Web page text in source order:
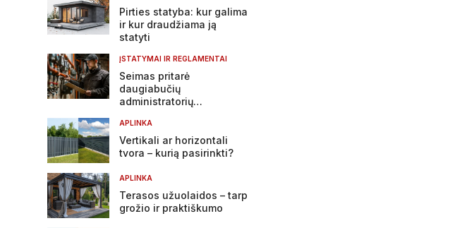
Pirties statyba: kur galima
ir kur draudžiama ją
statyti
ĮSTATYMAI IR REGLAMENTAI
Seimas pritarė
daugiabučių
administratorių
APLINKA
Vertikali ar horizontali
tvora – kurią pasirinkti?
APLINKA
Terasos užuolaidos – tarp
grožio ir praktiškumo